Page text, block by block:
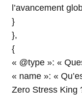
l’avancement
}
},
{
« @type »: «
« name »: «
Zero Stress King